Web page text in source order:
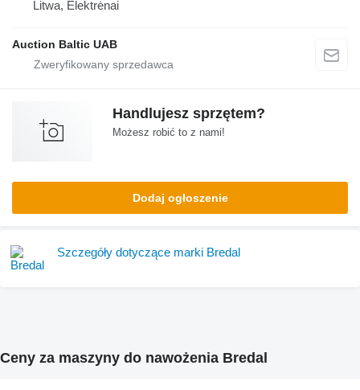
Litwa, Elektrėnai
Auction Baltic UAB
Handlujesz sprzętem?
Możesz robić to z nami!
Dodaj ogłoszenie
Szczegóły dotyczące marki Bredal
Ceny za maszyny do nawożenia Bredal